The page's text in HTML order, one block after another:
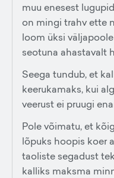
muu enesest
on mingi trahv ette
loom üksi
seotuna ahastavalt
Seega tundub, et
keerukamaks, kui
veerust ei pruugi
Pole võimatu, et
lõpuks hoopis koer
taoliste segadust
kalliks maksma